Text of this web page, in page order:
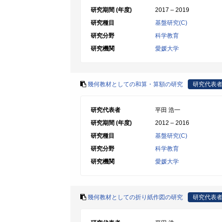
研究期間 (年度)
2017 – 2019
研究種目
基盤研究(C)
研究分野
科学教育
研究機関
愛媛大学
幾何教材としての和算・算額の研究 研究代表者
研究代表者
平田 浩一
研究期間 (年度)
2012 – 2016
研究種目
基盤研究(C)
研究分野
科学教育
研究機関
愛媛大学
幾何教材としての折り紙作図の研究 研究代表者